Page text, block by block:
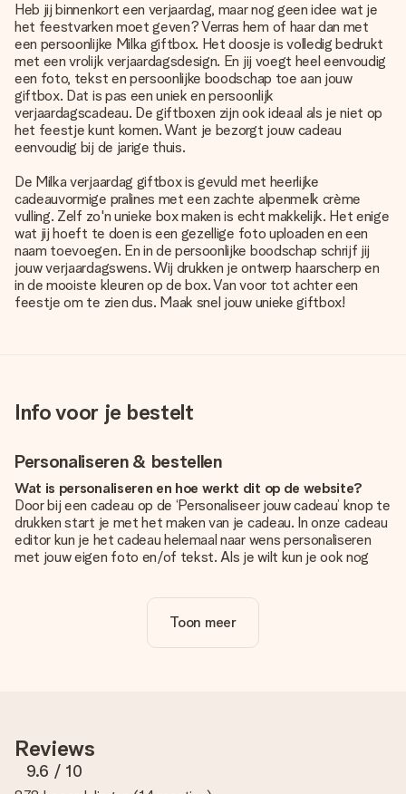
Heb jij binnenkort een verjaardag, maar nog geen idee wat je
het feestvarken moet geven? Verras hem of haar dan met
een persoonlijke Milka giftbox. Het doosje is volledig bedrukt
met een vrolijk verjaardagsdesign. En jij voegt heel eenvoudig
een foto, tekst en persoonlijke boodschap toe aan jouw
giftbox. Dat is pas een uniek en persoonlijk
verjaardagscadeau. De giftboxen zijn ook ideaal als je niet op
het feestje kunt komen. Want je bezorgt jouw cadeau
eenvoudig bij de jarige thuis.
De Milka verjaardag giftbox is gevuld met heerlijke
cadeauvormige pralines met een zachte alpenmelk crème
vulling. Zelf zo'n unieke box maken is echt makkelijk. Het enige
wat jij hoeft te doen is een gezellige foto uploaden en een
naam toevoegen. En in de persoonlijke boodschap schrijf jij
jouw verjaardagswens. Wij drukken je ontwerp haarscherp en
in de mooiste kleuren op de box. Van voor tot achter een
feestje om te zien dus. Maak snel jouw unieke giftbox!
Info voor je bestelt
Personaliseren & bestellen
Wat is personaliseren en hoe werkt dit op de website?
Door bij een cadeau op de ‘Personaliseer jouw cadeau’ knop te
drukken start je met het maken van je cadeau. In onze cadeau
editor kun je het cadeau helemaal naar wens personaliseren
met jouw eigen foto en/of tekst. Als je wilt kun je ook nog
Is personalisatie in de prijs inbegrepen?
De prijs die op de website wordt getoond is inclusief de
te gebruiken. Als je niet zeker bent over de kwaliteit van je
foto, neem dan contact op met onze klantenservice en stuur
je foto mee met het cadeau dat je wilt bestellen. Zij kunnen
Toon meer
Reviews
9.6 / 10